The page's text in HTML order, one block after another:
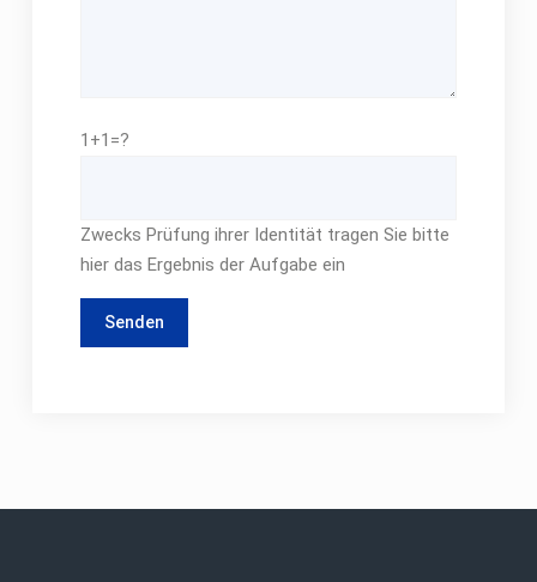
1+1=?
Zwecks Prüfung ihrer Identität tragen Sie bitte
hier das Ergebnis der Aufgabe ein